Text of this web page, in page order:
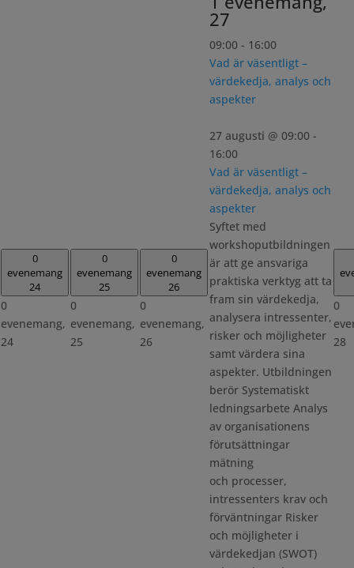
0
evenemang
24
0
evenemang,
24
0
evenemang
25
0
evenemang,
25
0
evenemang
26
0
evenemang,
26
27
09:00 - 16:00
Vad är väsentligt –
värdekedja, analys och
aspekter
27 augusti @ 09:00 -
16:00
Vad är väsentligt –
värdekedja, analys och
aspekter
Syftet med
workshoputbildningen
är att ge ansvariga
praktiska verktyg att ta
fram sin värdekedja,
analysera intressenter,
risker och möjligheter
samt värdera sina
aspekter. Utbildningen
berör Systematiskt
ledningsarbete Analys
av organisationens
förutsättningar
mätning
och processer,
intressenters krav och
förväntningar Risker
och möjligheter i
värdekedjan (SWOT)
0
28